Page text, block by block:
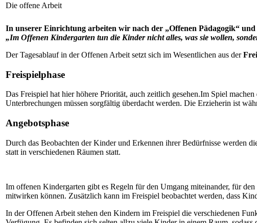
Die offene Arbeit
In unserer Einrichtung arbeiten wir nach der „Offenen Pädagogik“
„Im Offenen Kindergarten tun die Kinder nicht alles, was sie wollen,
Der Tagesablauf in der Offenen Arbeit setzt sich im Wesentlichen aus der
Freispielphase
Das Freispiel hat hier höhere Priorität, auch zeitlich gesehen.Im Spiel
Unterbrechungen müssen sorgfältig überdacht werden. Die Erzieherin ist
Angebotsphase
Durch das Beobachten der Kinder und Erkennen ihrer Bedürfnisse werden
statt in verschiedenen Räumen statt.
Im offenen Kindergarten gibt es Regeln für den Umgang miteinander, für
mitwirken können. Zusätzlich kann im Freispiel beobachtet werden, dass
In der Offenen Arbeit stehen den Kindern im Freispiel die verschiedenen